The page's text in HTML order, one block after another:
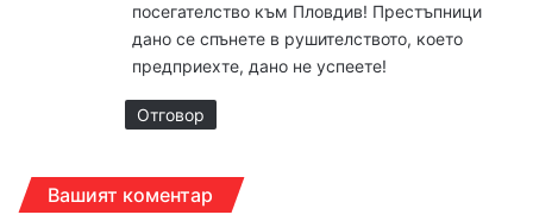
посегателство към Пловдив! Престъпници
дано се спънете в рушителството, което
предприехте, дано не успеете!
Отговор
Вашият коментар